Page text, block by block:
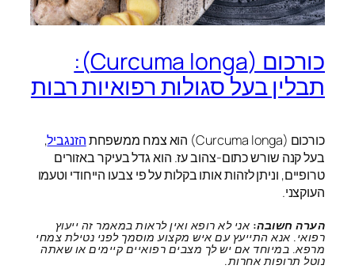
כורכום (Curcuma longa):
תבלין בעל סגולות רפואיות רבות
כורכום (Curcuma longa) הוא צמח ממשפחת הזנגביל,
בעל קנה שורש כתום-צהוב עז. הוא גדל בעיקר באזורים
טרופיים, וניתן לזהות אותו בקלות על פי צבעו הייחודי וטעמו
העוקצני.
הערה חשובה: אני לא רופא ואין לראות במאמר זה ייעוץ
רפואי. אנא התייעץ עם איש מקצוע מוסמך לפני נטילת צמחי
מרפא. במיוחד אם יש לך מצבים רפואיים קיימים או שאתה
נוטל תרופות אחרות.